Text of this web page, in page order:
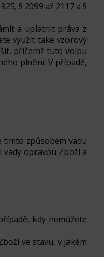
§ 2099 až 2117 a §
a uplatnit práva z
využít také vzorový
přičemž tuto volbu
plnění. V případě,
tímto způsobem vadu
vady opravou Zboží a
kdy nemůžete
ve stavu, v jakém